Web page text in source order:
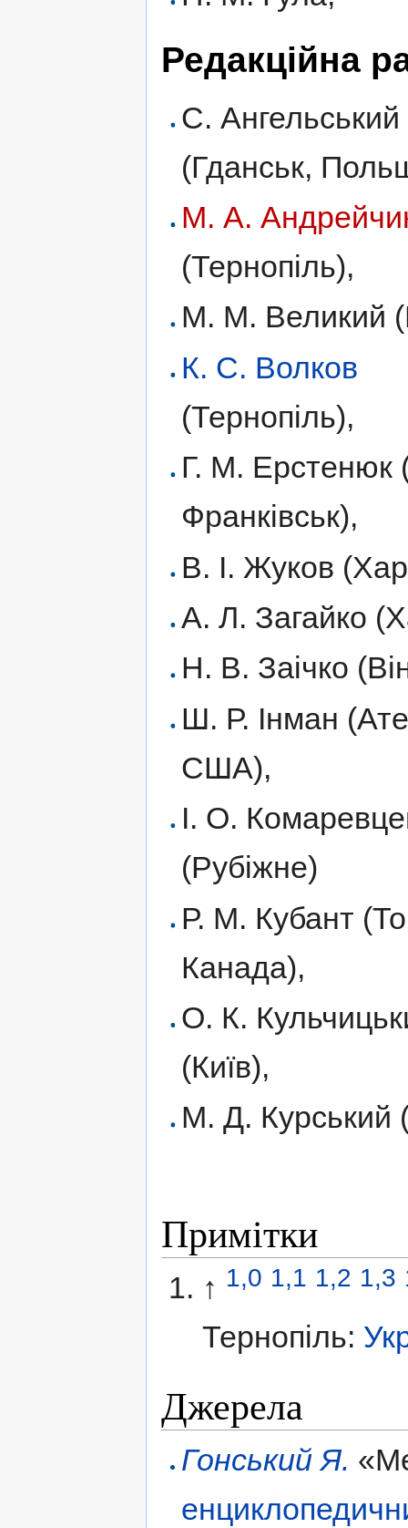
Редакційна
С. Ангельський
(Гданськ,
М. А.
(Тернопіль),
М. М. Великий
К. С. Волков
(Тернопіль),
Г. М. Ерстенюк
Франківськ),
В. І. Жуков
А. Л. Загайко
Н. В. Заічко
Ш. Р. Інман
США),
І. О.
(Рубіжне)
Р. М. Кубант
Канада),
О. К.
(Київ),
М. Д. Курський
Примітки
↑ 1,0 1,1 1,2 1,3
Тернопіль:
Джерела
Гонський Я.